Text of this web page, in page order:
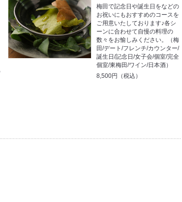
梅田で記念日や誕生日をなどの
お祝いにもおすすめのコースを
ご用意いたしております♪各シ
ーンに合わせて自慢の料理の
数々をお愉しみください。（梅
田/デート/フレンチ/カウンター/
誕生日/記念日/女子会/個室/完全
個室/東梅田/ワイン/日本酒）
8,500円（税込）